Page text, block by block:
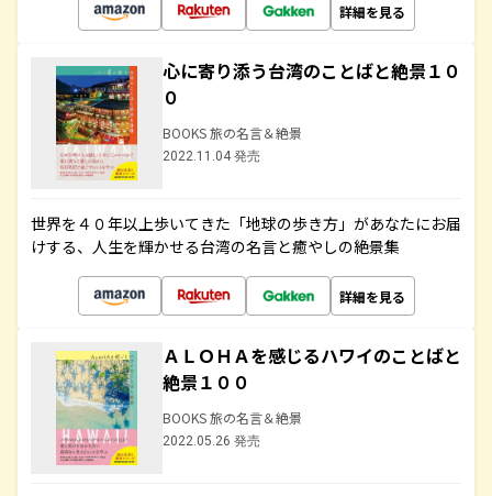
詳細を見る
心に寄り添う台湾のことばと絶景１０
０
BOOKS 旅の名言＆絶景
2022.11.04 発売
世界を４０年以上歩いてきた「地球の歩き方」があなたにお届
けする、人生を輝かせる台湾の名言と癒やしの絶景集
詳細を見る
ＡＬＯＨＡを感じるハワイのことばと
絶景１００
BOOKS 旅の名言＆絶景
2022.05.26 発売